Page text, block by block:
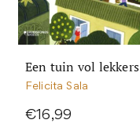
Een tuin vol lekkers
Felicita Sala
€16,99